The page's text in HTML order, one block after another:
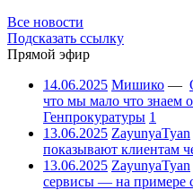
Все новости
Подсказать ссылку
Прямой эфир
14.06.2025 Мишико —
что мы мало что знаем
Генпрокуратуры 1
13.06.2025 ZayunyaTyan
показывают клиентам
13.06.2025 ZayunyaTyan
сервисы — на примере